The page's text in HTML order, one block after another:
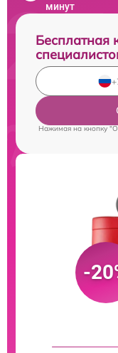
минут
Бесплатная
Нажимая на кнопку
-